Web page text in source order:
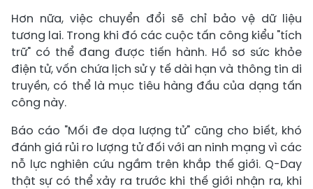
Hơn nữa, việc chuyển đổi sẽ chỉ bảo vệ dữ liệu
tương lai. Trong khi đó các cuộc tấn công kiểu "tích
trữ" có thể đang được tiến hành. Hồ sơ sức khỏe
điện tử, vốn chứa lịch sử y tế dài hạn và thông tin di
truyền, có thể là mục tiêu hàng đầu của dạng tấn
công này.
Báo cáo "Mối đe dọa lượng tử" cũng cho biết, khó
đánh giá rủi ro lượng tử đối với an ninh mạng vì các
nỗ lực nghiên cứu ngầm trên khắp thế giới. Q-Day
thật sự có thể xảy ra trước khi thế giới nhận ra, khi